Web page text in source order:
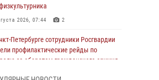
2026, 07:44 2
Петербурге сотрудники Росгвардии
профилактические рейды по
за оборотом гражданского оружия